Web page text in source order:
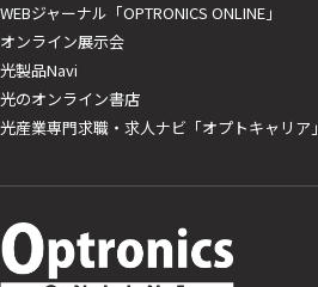
WEBジャーナル「OPTRONICS ONLINE」
オンライン展示会
光製品Navi
光のオンライン書店
光産業専門求職・求人ナビ「オプトキャリア」